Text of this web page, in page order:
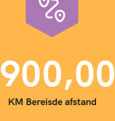
900,00
KM Bereisde afstand